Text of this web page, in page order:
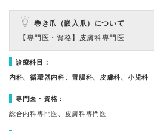
巻き爪（嵌入爪）について
【専門医・資格】 皮膚科専門医
診療科目：
内科、循環器内科、胃腸科、皮膚科、小児科
専門医・資格：
総合内科専門医、皮膚科専門医